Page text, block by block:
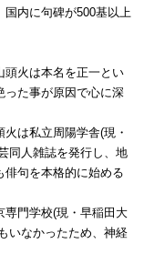
国内に句碑が500基以上
頭火は本名を正一とい
った事が原因で心に深
は私立周陽学舎(現・
同人雑誌を発行し、地
俳句を本格的に始める
専門学校(現・早稲田大
いなかったため、神経